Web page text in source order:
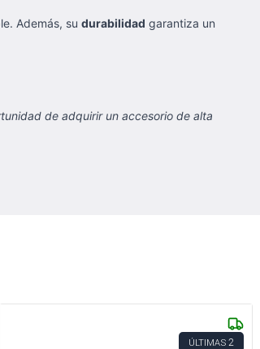
Además, su durabilidad garantiza un
de adquirir un accesorio de alta
ÚLTIMAS 2